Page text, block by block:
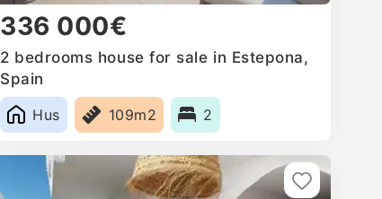
336 000€
2 bedrooms house for sale in Estepona,
Spain
Hus
109m2 2